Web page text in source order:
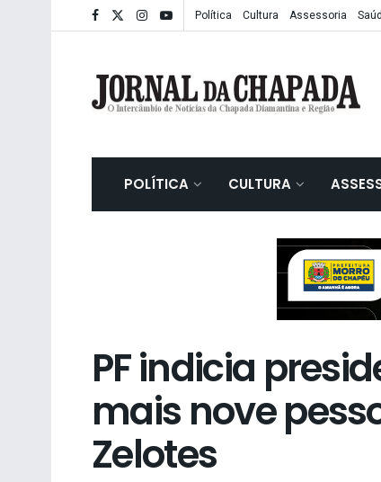
Política Cultura Assessoria
POLÍTICA CULTURA
PF indicia
mais nove
Zelotes